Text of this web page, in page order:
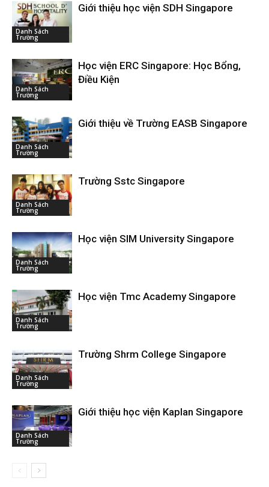
Danh Sách
Trường
Giới thiệu học viện SDH Singapore
Danh Sách
Trường
Học viện ERC Singapore: Học Bổng,
Điều Kiện
Danh Sách
Trường
Giới thiệu về Trường EASB Singapore
Danh Sách
Trường
Trường Sstc Singapore
Danh Sách
Trường
Học viện SIM University Singapore
Danh Sách
Trường
Học viện Tmc Academy Singapore
Danh Sách
Trường
Trường Shrm College Singapore
Danh Sách
Trường
Giới thiệu học viện Kaplan Singapore